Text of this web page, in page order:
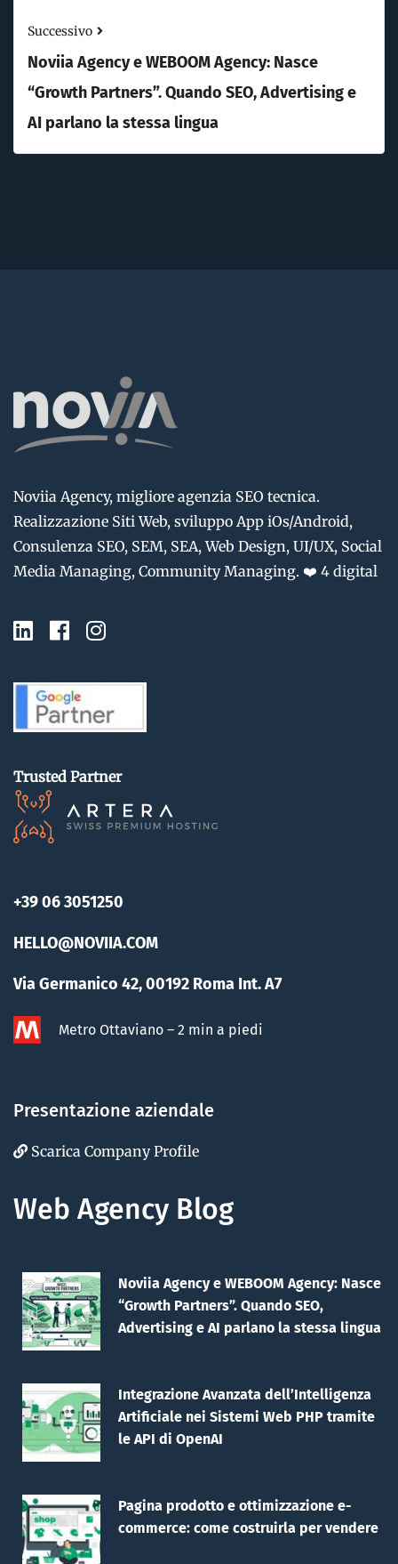
Successivo
Noviia Agency e WEBOOM Agency: Nasce
“Growth Partners”. Quando SEO, Advertising e
AI parlano la stessa lingua
Noviia Agency, migliore agenzia SEO tecnica.
Realizzazione Siti Web, sviluppo App iOs/Android,
Consulenza SEO, SEM, SEA, Web Design, UI/UX, Social
Media Managing, Community Managing. ❤️ 4 digital
Trusted Partner
+39 06 3051250
HELLO@NOVIIA.COM
Via Germanico 42, 00192 Roma Int. A7
Metro Ottaviano – 2 min a piedi
Presentazione aziendale
Scarica Company Profile
Web Agency Blog
Noviia Agency e WEBOOM Agency: Nasce
“Growth Partners”. Quando SEO,
Advertising e AI parlano la stessa lingua
Integrazione Avanzata dell’Intelligenza
Artificiale nei Sistemi Web PHP tramite
le API di OpenAI
Pagina prodotto e ottimizzazione e-
commerce: come costruirla per vendere